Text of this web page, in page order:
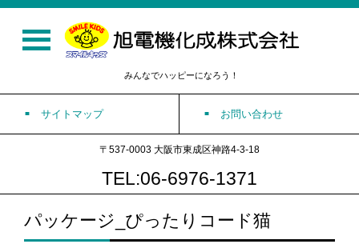
みんなでハッピーになろう！
サイトマップ お問い合わせ
〒537-0003 大阪市東成区神路4-3-18
TEL:06-6976-1371
パッケージ_ぴったりコード猫